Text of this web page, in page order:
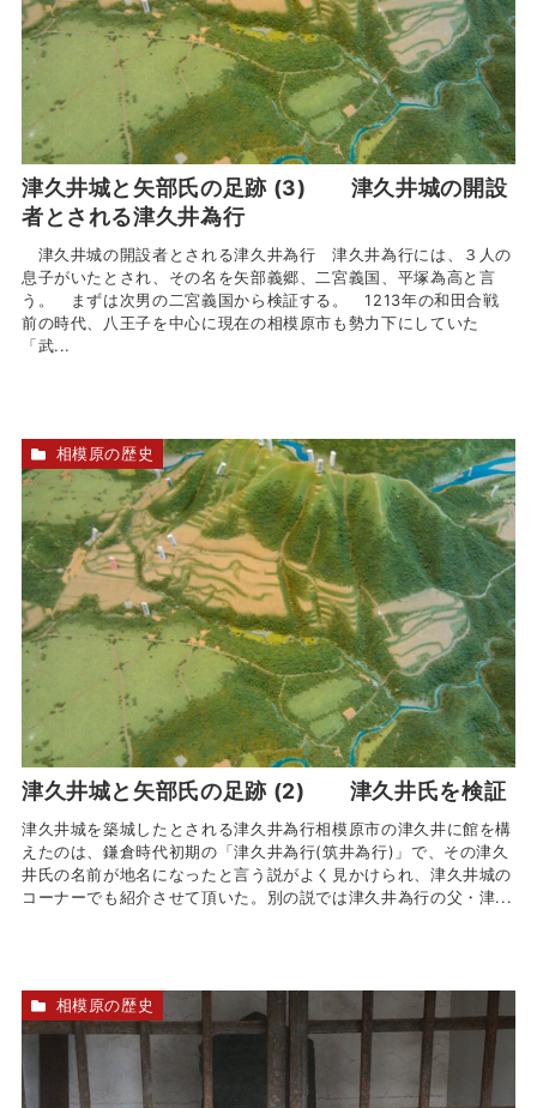
津久井城と矢部氏の足跡 (3) 津久井城の開設
者とされる津久井為行
津久井城の開設者とされる津久井為行 津久井為行には、３人の
息子がいたとされ、その名を矢部義郷、二宮義国、平塚為高と言
う。 まずは次男の二宮義国から検証する。 1213年の和田合戦
前の時代、八王子を中心に現在の相模原市も勢力下にしていた
「武...
津久井城と矢部氏の足跡 (2) 津久井氏を検証
津久井城を築城したとされる津久井為行相模原市の津久井に館を構
えたのは、鎌倉時代初期の「津久井為行(筑井為行)」で、その津久
井氏の名前が地名になったと言う説がよく見かけられ、津久井城の
コーナーでも紹介させて頂いた。別の説では津久井為行の父・津...
相模原の歴史
相模原の歴史